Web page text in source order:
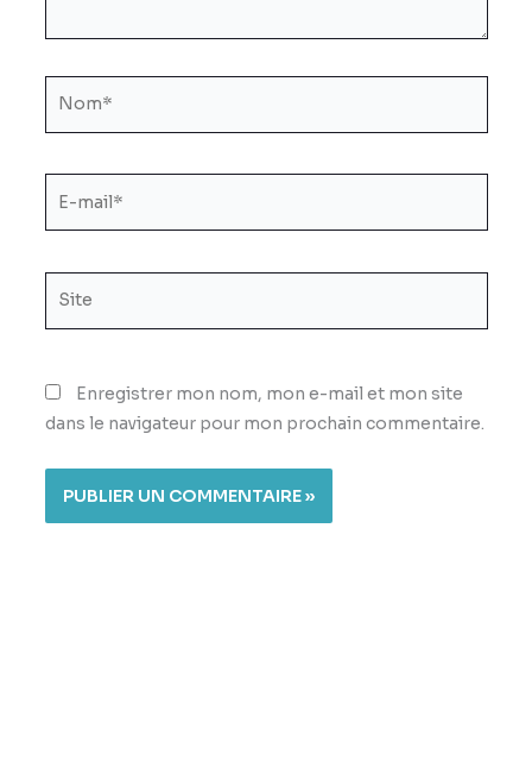
Enregistrer mon nom, mon e-mail et mon site
dans le navigateur pour mon prochain commentaire.